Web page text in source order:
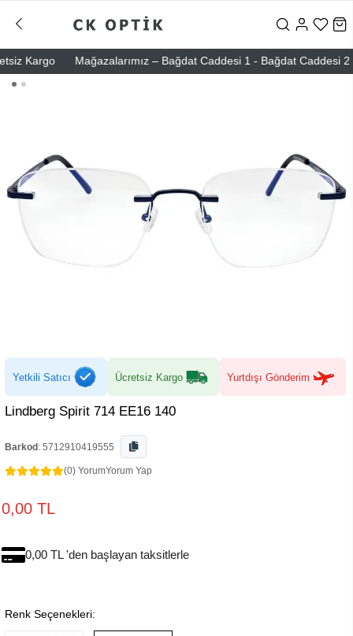
Kargo Mağazalarımız – Bağdat Caddesi 1 - Bağdat Caddesi 2 -
Yetkili Satıcı Ücretsiz Kargo Yurtdışı Gönderim
Lindberg Spirit 714 EE16 140
Barkod : 5712910419555
(0) YorumYorum Yap
0,00 TL
0,00 TL 'den başlayan taksitlerle
Renk Seçenekleri: